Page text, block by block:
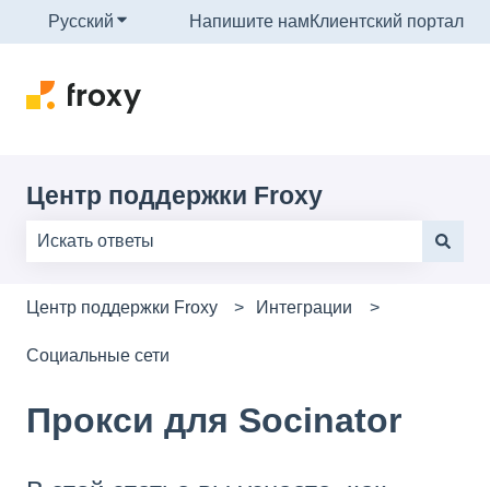
Русский Показать подменю для переводов
Напишите намКлиентский портал
Центр поддержки Froxy
Центр поддержки Froxy
Интеграции
Социальные сети
Прокси для Socinator